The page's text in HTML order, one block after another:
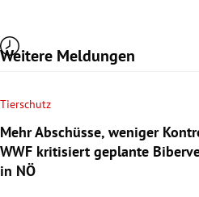
Weitere Meldungen
Tierschutz
Mehr Abschüsse, weniger
WWF kritisiert geplante
in NÖ